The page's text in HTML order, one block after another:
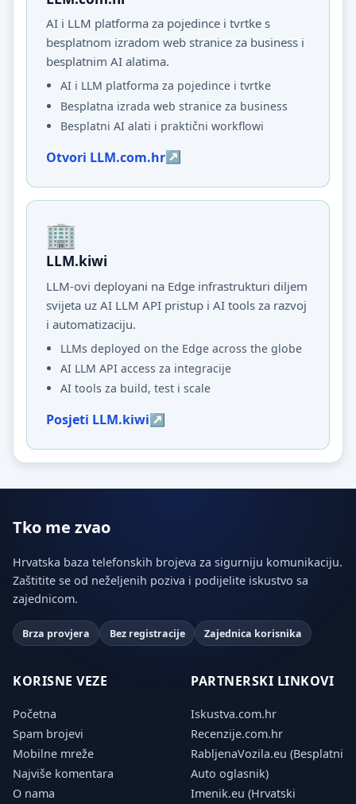
AI i LLM platforma za pojedince i tvrtke s
besplatnom izradom web stranice za business i
besplatnim AI alatima.
AI i LLM platforma za pojedince i tvrtke
Besplatna izrada web stranice za business
Besplatni AI alati i praktični workflowi
Otvori LLM.com.hr
LLM.kiwi
LLM-ovi deployani na Edge infrastrukturi diljem
svijeta uz AI LLM API pristup i AI tools za razvoj
i automatizaciju.
LLMs deployed on the Edge across the globe
AI LLM API access za integracije
AI tools za build, test i scale
Posjeti LLM.kiwi
Tko me zvao
Hrvatska baza telefonskih brojeva za sigurniju komunikaciju.
Zaštitite se od neželjenih poziva i podijelite iskustvo sa
zajednicom.
Brza provjera Bez registracije Zajednica korisnika
KORISNE VEZE
Početna
Spam brojevi
Mobilne mreže
Najviše komentara
O nama
PARTNERSKI LINKOVI
Iskustva.com.hr
Recenzije.com.hr
RabljenaVozila.eu (Besplatni
Auto oglasnik)
Imenik.eu (Hrvatski